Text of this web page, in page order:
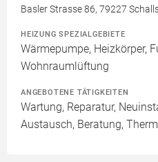
Basler Strasse 86, 79227
HEIZUNG SPEZIALGEBIETE
Wärmepumpe, Heizkörper,
Wohnraumlüftung
ANGEBOTENE TÄTIGKEITEN
Wartung, Reparatur,
Austausch, Beratung,